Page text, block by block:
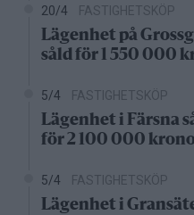
20/4 FASTIGHETSKÖP
Lägenhet på
såld för 1 550 000
5/4 FASTIGHETSKÖP
Lägenhet i Färsna
för 2 100 000
5/4 FASTIGHETSKÖP
Lägenhet i